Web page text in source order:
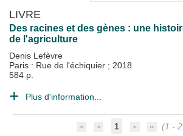
LIVRE
Des racines et des gènes : une
de l'agriculture
Denis Lefèvre
Paris : Rue de l'échiquier ; 2018
584 p.
Plus d'information...
1
(1 -